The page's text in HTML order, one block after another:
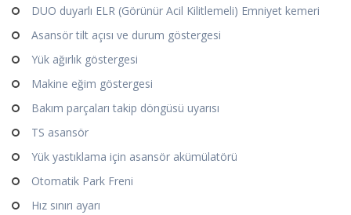
DUO duyarlı ELR (Görünür Acil Kilitlemeli) Emniyet kemeri
Asansör tilt açısı ve durum göstergesi
Yük ağırlık göstergesi
Makine eğim göstergesi
Bakım parçaları takip döngüsü uyarısı
TS asansör
Yük yastıklama için asansör akümülatörü
Otomatik Park Freni
Hız sınırı ayarı